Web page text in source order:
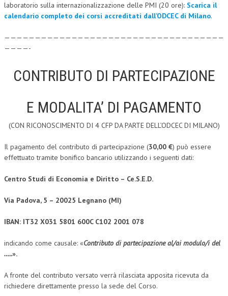
TRANSFER PRICING
GIURISPRUDENZA
EUROPEA
TRIBUTARIA
PENALE
NEWS
ARCHIVIO EVENTI (FINO AL 2022)
CORSI ENTI TERZI
BOLLETTINO FINANZIAMENTI
laboratorio sulla internazionalizzazione delle PMI (20 ore): Scarica il
calendario completo dei corsi accreditati dall’ODCEC di Milano.
————————————————————————————————————
————-
CONTRIBUTO DI PARTECIPAZIONE
E MODALITA’ DI PAGAMENTO
(CON RICONOSCIMENTO DI 4 CFP DA PARTE DELL’ODCEC DI MILANO)
Il pagamento del contributo di partecipazione (30,00 €) può essere
effettuato tramite bonifico bancario utilizzando i seguenti dati:
Centro Studi di Economia e Diritto – Ce.S.E.D.
Via Padova, 5 – 20025 Legnano (MI)
IBAN: IT32 X031 5801 600C C102 2001 078
indicando come causale: «Contributo di partecipazione al/ai modulo/i del
…..».
A fronte del contributo versato verrà rilasciata apposita ricevuta da
richiedere direttamente presso la sede del Corso.